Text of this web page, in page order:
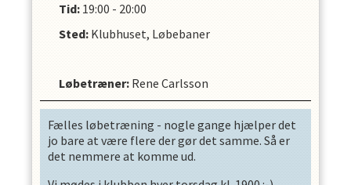
Tid: 19:00 - 20:00
Sted: Klubhuset, Løbebaner
Løbetræner: Rene Carlsson
Fælles løbetræning - nogle gange hjælper det
jo bare at være flere der gør det samme. Så er
det nemmere at komme ud.